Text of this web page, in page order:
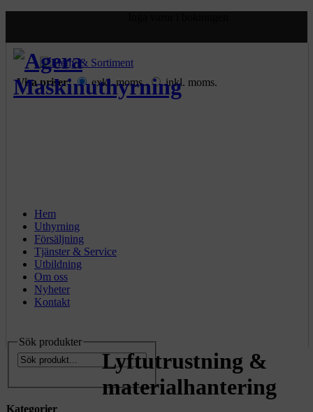
Visa priser: exkl. moms. inkl. moms.
Hem
Uthyrning
Försäljning
Tjänster & Service
Utbildning
Om oss
Nyheter
Kontakt
Sök produkter
Kategorier
Lyftutrustning &
materialhantering